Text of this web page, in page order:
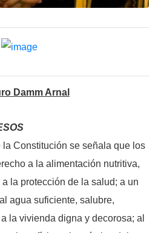
Damm Arnal
la Constitución se señala que los
a la alimentación nutritiva,
la protección de la salud; a un
agua suficiente, salubre,
la vivienda digna y decorosa; al